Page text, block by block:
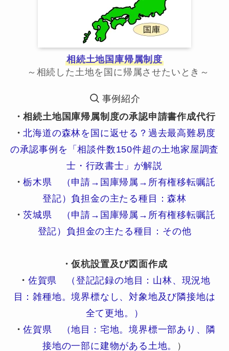
相続土地国庫帰属制度
～相続した土地を国に帰属させたいとき～
事例紹介
・相続土地国庫帰属制度の承認申請書作成代行
・北海道の森林を国に返せる？過去最高難易度
の承認事例を「相談件数150件超の土地家屋調査
士・行政書士」が解説
・栃木県 （申請→国庫帰属→所有権移転嘱託
登記）負担金の主たる種目：森林
・茨城県 （申請→国庫帰属→所有権移転嘱託
登記）負担金の主たる種目：その他
・仮杭設置及び図面作成
・ 佐賀県 （登記記録の地目：山林、現況地
目：雑種地。境界標なし、対象地及び隣接地は
全て更地。）
・佐賀県 （地目：宅地。境界標一部あり、隣
接地の一部に建物がある土地。
）